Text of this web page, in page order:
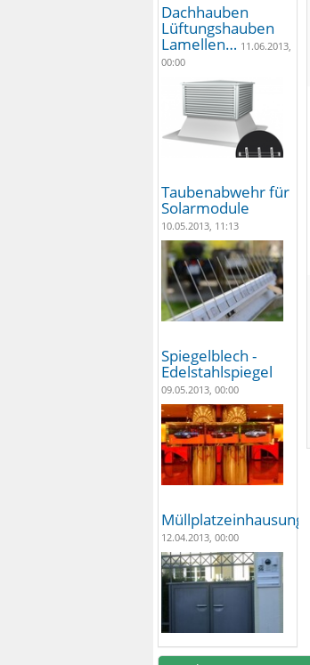
Dachhauben
Lüftungshauben
Lamellen… 11.06.2013,
00:00
Taubenabwehr für
Solarmodule
10.05.2013, 11:13
Spiegelblech -
Edelstahlspiegel
09.05.2013, 00:00
12.04.2013, 00:00